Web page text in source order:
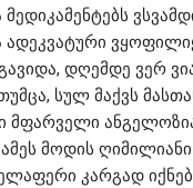
მედიკამენტებს
ადეკვატური
დღემდე ვერ
სულ მაქვს
მფარველი
მოდის
კარგად